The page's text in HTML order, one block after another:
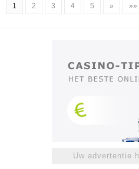
1 2 3 4 5 » »»
Uw advertentie